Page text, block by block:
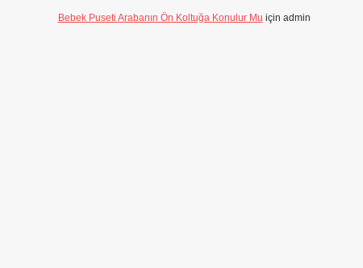
Bebek Puseti Arabanın Ön Koltuğa Konulur Mu için admin